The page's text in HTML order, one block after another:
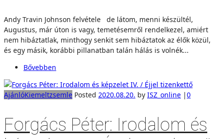
Andy Travin Johnson felvétele de látom, menni készültél,
Augustus, már úton is vagy, temetésemről rendelkezel, amiért
nem hibáztatlak, minthogy senkit sem hibáztatok az élők közül,
és egy másik, korábbi pillanatban talán hálás is volnék...
Bővebben
AjánlóKiemeltzsemle Posted 2020.08.20. by ISZ_online |0
Forgács Péter: Irodalom és